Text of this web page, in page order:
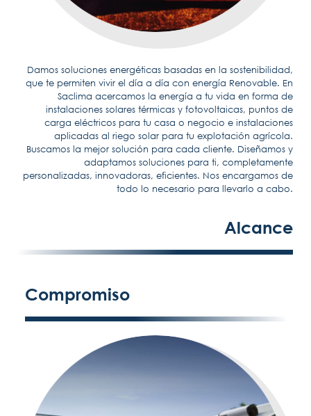
Damos soluciones energéticas basadas en la sostenibilidad,
que te permiten vivir el día a día con energía Renovable. En
Saclima acercamos la energía a tu vida en forma de
instalaciones solares térmicas y fotovoltaicas, puntos de
carga eléctricos para tu casa o negocio e instalaciones
aplicadas al riego solar para tu explotación agrícola.
Buscamos la mejor solución para cada cliente. Diseñamos y
adaptamos soluciones para ti, completamente
personalizadas, innovadoras, eficientes. Nos encargamos de
todo lo necesario para llevarlo a cabo.
Alcance
Compromiso